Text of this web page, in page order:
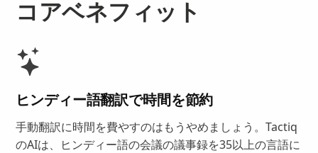
コアベネフィット
ヒンディー語翻訳で時間を節約
手動翻訳に時間を費やすのはもうやめましょう。Tactiq
のAIは、ヒンディー語の会議の議事録を35以上の言語に